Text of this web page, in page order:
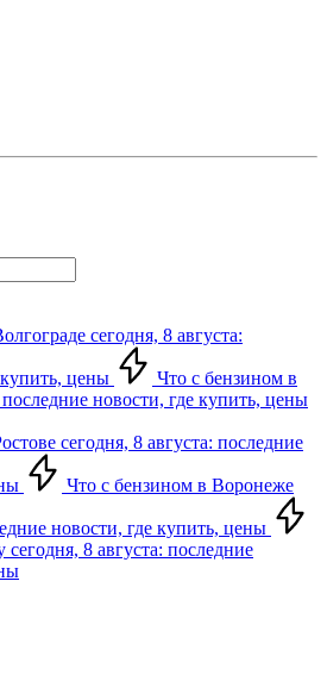
сегодня, 8 августа:
цены
Что с бензином в
новости, где купить, цены
сегодня, 8 августа: последние
Что с бензином в Воронеже
новости, где купить, цены
8 августа: последние